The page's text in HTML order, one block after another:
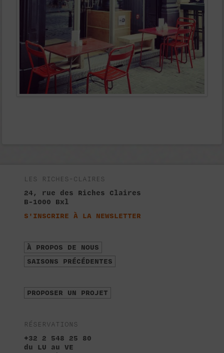
LES RICHES-CLAIRES
24, rue des Riches Claires
B-1000 Bxl
S'INSCRIRE À LA NEWSLETTER
À PROPOS DE NOUS
SAISONS PRÉCÉDENTES
PROPOSER UN PROJET
RÉSERVATIONS
+32 2 548 25 80
du LU au VE